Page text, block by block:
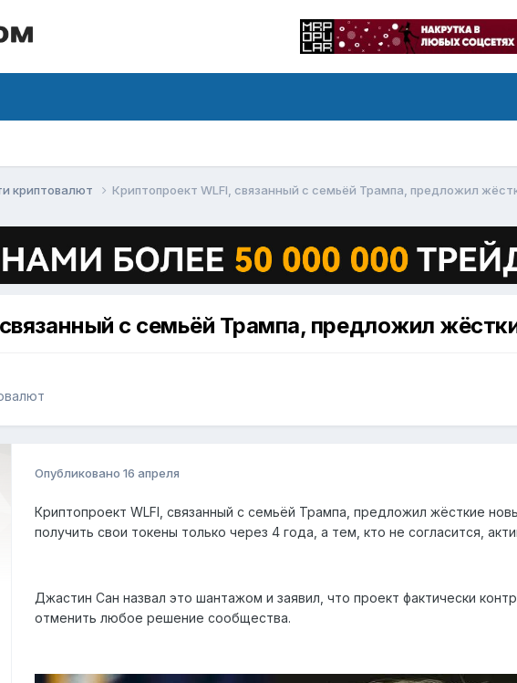
криптовалют Криптопроект WLFI, связанный с семьёй Трампа, предложил
с семьёй Трампа, предложил
Опубликовано16 апреля
Криптопроект WLFI, связанный с семьёй Трампа, предложил жёсткие
получить свои токены только через 4 года, а тем, кто не согласится,
Джастин Сан назвал это шантажом и заявил, что проект фактически
отменить любое решение сообщества.